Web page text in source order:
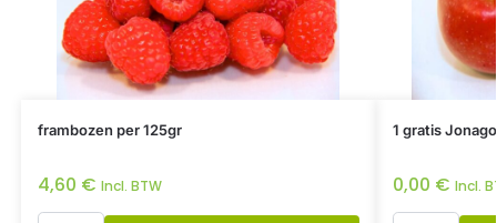
frambozen per 125gr
4,60 € Incl. BTW
1 gratis
0,00 € Incl.